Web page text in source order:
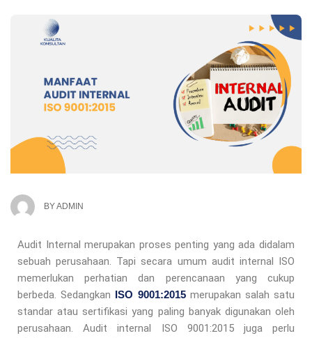
BYADMIN
Audit Internal merupakan proses penting yang ada didalam
sebuah perusahaan. Tapi secara umum audit internal ISO
memerlukan perhatian dan perencanaan yang cukup
berbeda. Sedangkan ISO 9001:2015merupakan salah satu
standar atau sertifikasi yang paling banyak digunakan oleh
perusahaan. Audit internal ISO 9001:2015 juga perlu